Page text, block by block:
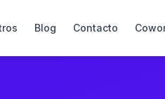
Blog Contacto